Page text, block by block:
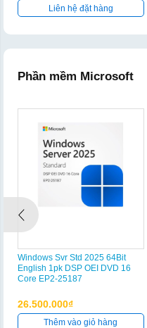
Liên hệ đặt hàng
Phần mềm Microsoft
Windows Svr Std 2025 64Bit
English 1pk DSP OEI DVD 16
Core EP2-25187
26.500.000₫
Thêm vào giỏ hàng